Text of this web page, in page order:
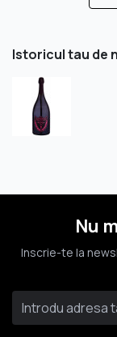
Istoricul tau de
Nu
Inscrie-te la